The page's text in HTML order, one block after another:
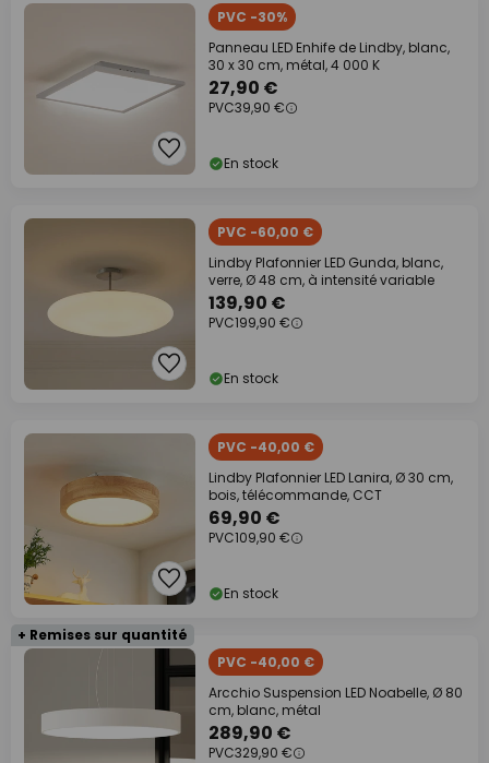
PVC -30%
Panneau LED Enhife de Lindby, blanc,
30 x 30 cm, métal, 4 000 K
27,90 €
PVC39,90 €
En stock
PVC -60,00 €
Lindby Plafonnier LED Gunda, blanc,
verre, Ø 48 cm, à intensité variable
139,90 €
PVC199,90 €
En stock
PVC -40,00 €
Lindby Plafonnier LED Lanira, Ø 30 cm,
bois, télécommande, CCT
69,90 €
PVC109,90 €
En stock
+ Remises sur quantité
PVC -40,00 €
Arcchio Suspension LED Noabelle, Ø 80
cm, blanc, métal
289,90 €
PVC329,90 €